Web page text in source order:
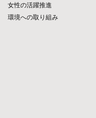
女性の活躍推進
環境への取り組み